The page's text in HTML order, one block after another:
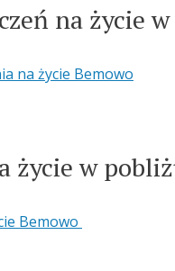
na życie
na życie Bemowo
życie w
Bemowo